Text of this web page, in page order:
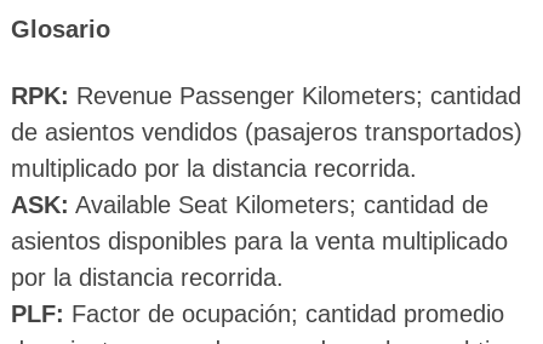
Glosario
RPK: Revenue Passenger Kilometers; cantidad
de asientos vendidos (pasajeros transportados)
multiplicado por la distancia recorrida.
ASK: Available Seat Kilometers; cantidad de
asientos disponibles para la venta multiplicado
por la distancia recorrida.
PLF: Factor de ocupación; cantidad promedio